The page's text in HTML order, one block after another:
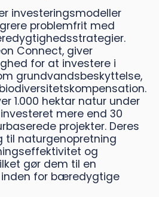
investeringsmodeller
problemfrit med
Connect, giver
for at investere i
grundvandsbeskyttelse,
1.000 hektar natur under
mere end 30
projekter. Deres
til naturgenopretning
og
gør dem til en
for bæredygtige